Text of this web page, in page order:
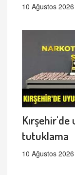
10 Ağustos
tutuklama
10 Ağustos